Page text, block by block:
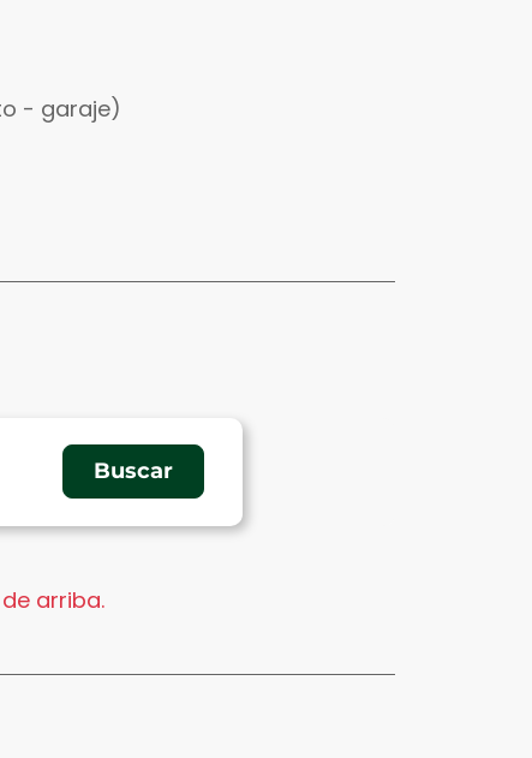
- garaje)
arriba.